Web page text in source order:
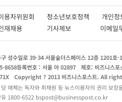
용자위원회 청소년보호정책 개인
재채용 기사제보 이메일
성수일로 39-34 서울숲더스페이스 12층 1201호-
8658등록번호 : 서울 아 02897 제호: 비즈니스포
Copyright ? 2013 비즈니스포스트. All
당 매체는 독자와 취재원 등 뉴스이용자의 권리 보
유 1800-6522 bspost@businesspost.co.kr